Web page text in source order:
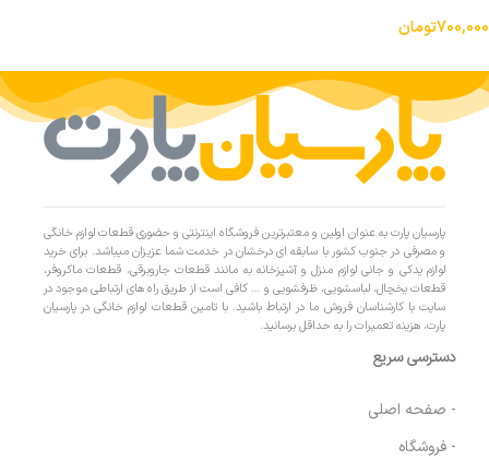
700,000تومان
پارسیان پارت به عنوان اولین و معتبرترین فروشگاه اینترنتی و حضوری قطعات لوازم خانگی
و مصرفی در جنوب کشور با سابقه ای درخشان در خدمت شما عزیزان میباشد. برای خرید
لوازم یدکی و جانی لوازم منزل و آشپزخانه به مانند قطعات جاروبرقی، قطعات ماکروفر،
قطعات یخچال، لباسشویی، ظرفشویی و … کافی است از طریق راه های ارتباطی موجود در
سایت با کارشناسان فروش ما در ارتباط باشید. با تامین قطعات لوازم خانگی در پارسیان
پارت، هزینه تعمیرات را به حداقل برسانید.
دسترسی سریع
- صفحه اصلی
- فروشگاه